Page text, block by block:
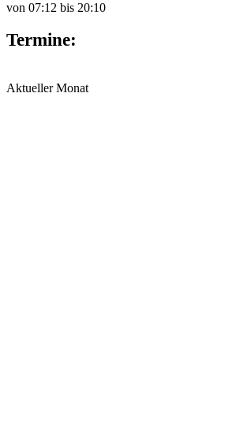
von 07:12 bis 20:10
Termine:
Aktueller Monat